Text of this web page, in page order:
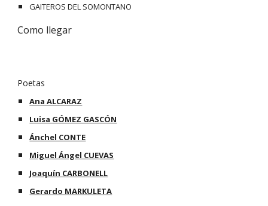
GAITEROS DEL SOMONTANO
Como llegar
Poetas
Ana ALCARAZ
Luisa GÓMEZ GASCÓN
Ánchel CONTE
Miguel Ángel CUEVAS
Joaquín CARBONELL
Gerardo MARKULETA